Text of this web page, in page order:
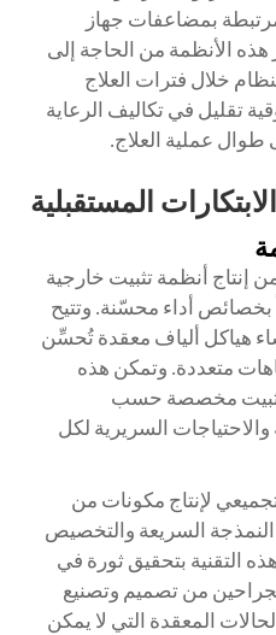
بمضاعفات جهاز
هذه الأنظمة من الحاجة إلى
خلال فترات العلاج
تقليل في تكاليف الرعاية
عملية العلاج.
المستقبلية
إنتاج أنظمة تثبيت خارجية
بخصائص أداء محسّنة. وتتيح
هياكل ألياف معقدة تُحسِّن
متعددة. وتمكن هذه
تثبيت مخصصة حسب
السريرية لكل
لإنتاج مكونات من
السريعة والتخصيص
التقنية بتحقيق ثورة في
من تصميم وتصنيع
المعقدة التي لا يمكن